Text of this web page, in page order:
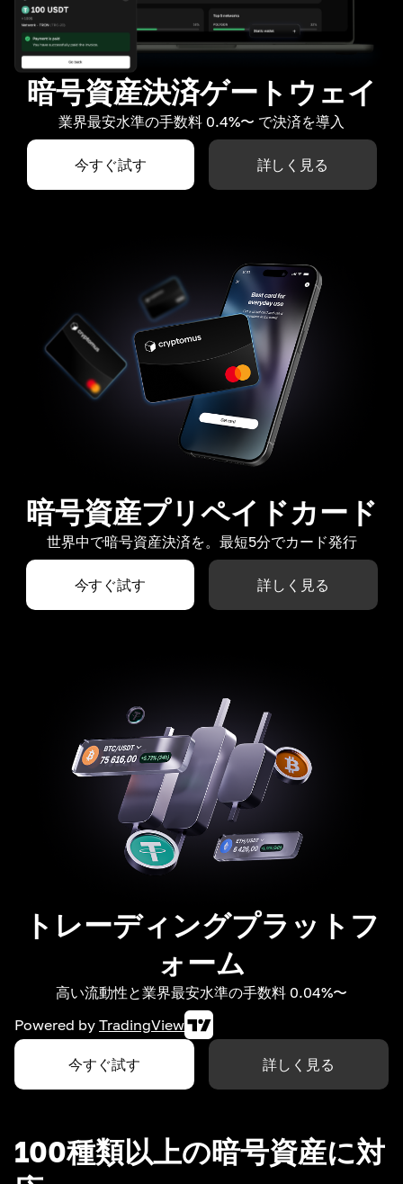
暗号資産決済ゲートウェイ
業界最安水準の手数料 0.4%〜 で決済を導入
今すぐ試す 詳しく見る
暗号資産プリペイドカード
世界中で暗号資産決済を。最短5分でカード発行
今すぐ試す 詳しく見る
トレーディングプラットフ
ォーム
高い流動性と業界最安水準の手数料 0.04%〜
Powered by TradingView
今すぐ試す 詳しく見る
100種類以上の暗号資産に対